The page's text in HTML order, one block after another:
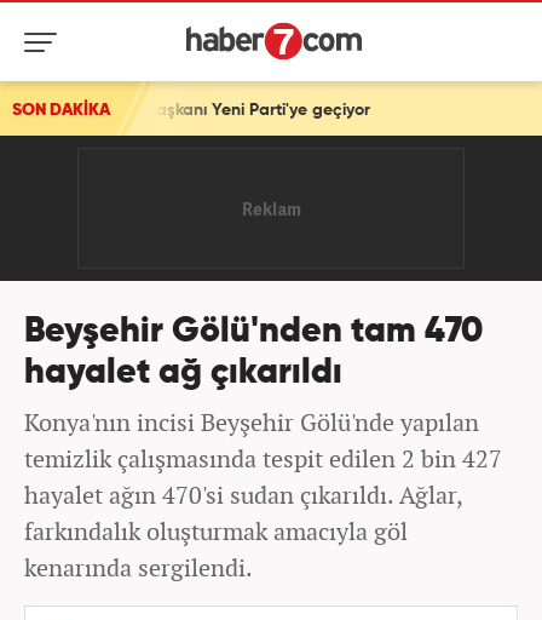
SON DAKİKAYeni Parti'ye geçiyor
Beyşehir Gölü'nden tam 470
hayalet ağ çıkarıldı
Konya'nın incisi Beyşehir Gölü'nde yapılan
temizlik çalışmasında tespit edilen 2 bin 427
hayalet ağın 470'si sudan çıkarıldı. Ağlar,
farkındalık oluşturmak amacıyla göl
kenarında sergilendi.